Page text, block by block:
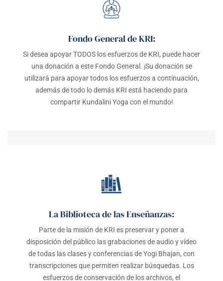
Fondo General de KRI:
Si desea apoyar TODOS los esfuerzos de KRI, puede hacer
una donación a este Fondo General. ¡Su donación se
utilizará para apoyar todos los esfuerzos a continuación,
además de todo lo demás KRI está haciendo para
compartir Kundalini Yoga con el mundo!
La Biblioteca de las Enseñanzas:
Parte de la misión de KRI es preservar y poner a
disposición del público las grabaciones de audio y vídeo
de todas las clases y conferencias de Yogi Bhajan, con
transcripciones que permiten realizar búsquedas. Los
esfuerzos de conservación de los archivos, el